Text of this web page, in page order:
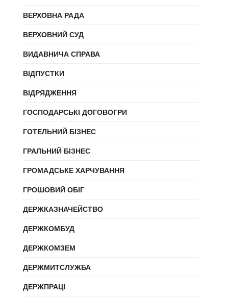
ВЕРХОВНА РАДА
ВЕРХОВНИЙ СУД
ВИДАВНИЧА СПРАВА
ВІДПУСТКИ
ВІДРЯДЖЕННЯ
ГОСПОДАРСЬКІ ДОГОВОГРИ
ГОТЕЛЬНИЙ БІЗНЕС
ГРАЛЬНИЙ БІЗНЕС
ГРОМАДСЬКЕ ХАРЧУВАННЯ
ГРОШОВИЙ ОБІГ
ДЕРЖКАЗНАЧЕЙСТВО
ДЕРЖКОМБУД
ДЕРЖКОМЗЕМ
ДЕРЖМИТСЛУЖБА
ДЕРЖПРАЦІ